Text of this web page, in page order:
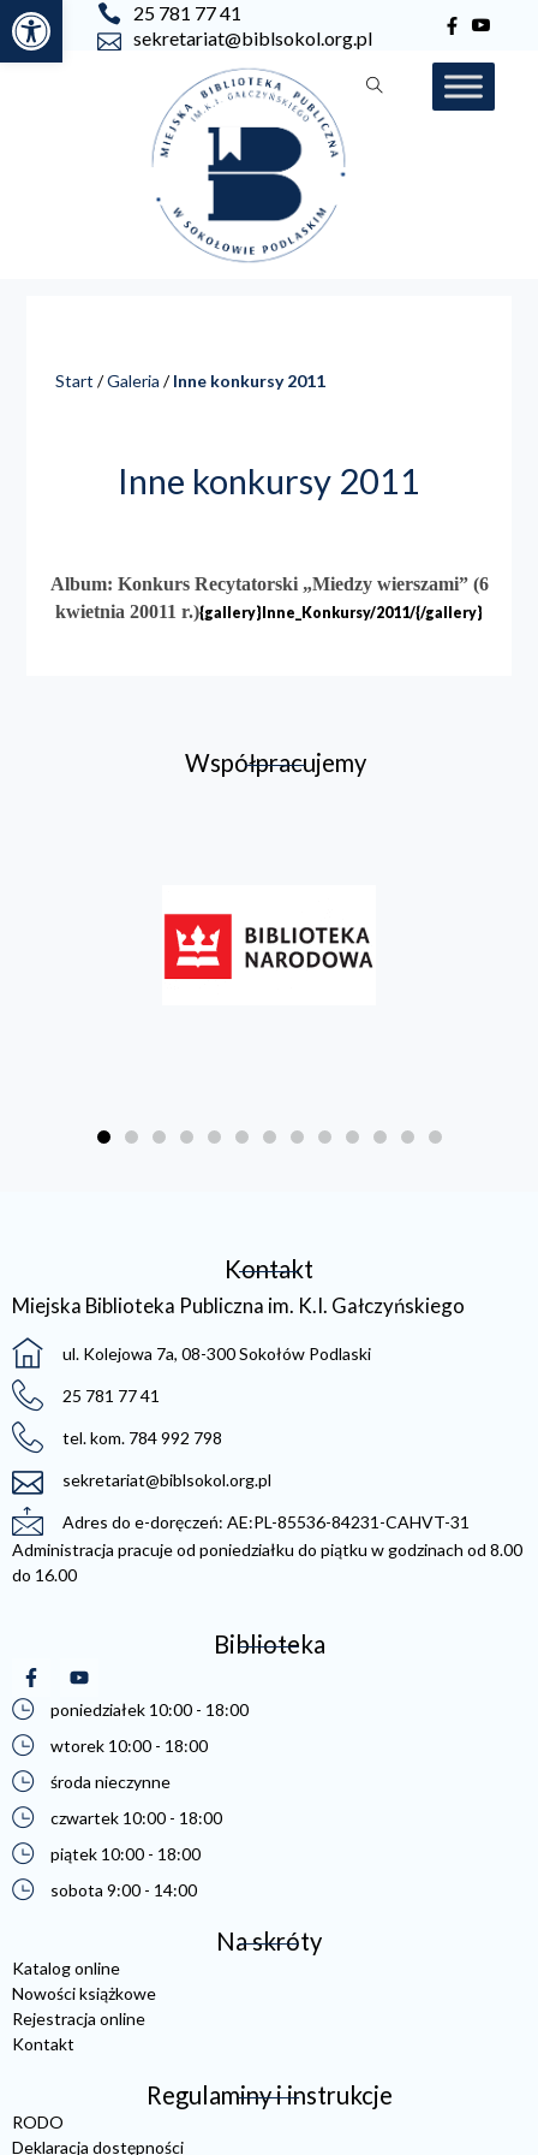
Otwórz pasek narzędzi
25 781 77 41
sekretariat@biblsokol.org.pl
Start /Galeria /Inne konkursy 2011
Inne konkursy 2011
Album: Konkurs Recytatorski „Miedzy wierszami” (6
kwietnia 20011 r.){gallery}Inne_Konkursy/2011/{/gallery}
Współpracujemy
Kontakt
Miejska Biblioteka Publiczna im. K.I. Gałczyńskiego
ul. Kolejowa 7a, 08-300 Sokołów Podlaski
25 781 77 41
tel. kom. 784 992 798
sekretariat@biblsokol.org.pl
Adres do e-doręczeń: AE:PL-85536-84231-CAHVT-31
Administracja pracuje od poniedziałku do piątku w godzinach od 8.00
do 16.00
Biblioteka
(otwiera się w nowej karcie)
(otwiera się w nowej karcie)
poniedziałek 10:00 - 18:00
wtorek 10:00 - 18:00
środa nieczynne
czwartek 10:00 - 18:00
piątek 10:00 - 18:00
sobota 9:00 - 14:00
Na skróty
Katalog online
Nowości książkowe
Rejestracja online
Kontakt
Regulaminy i instrukcje
RODO
Deklaracja dostępności